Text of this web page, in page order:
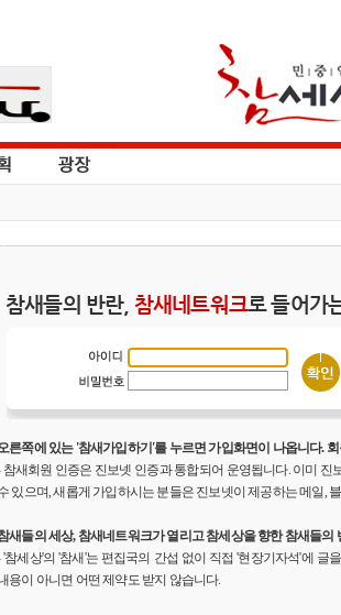
참새들의 반란, 참새네트워크로 들어가
른쪽에 있는 '참새가입하기'를 누르면 가입화면이 나옵니다.
참새회원 인증은 진보넷 인증과 통합되어 운영됩니다. 이미
있으며, 새롭게 가입하시는 분들은 진보넷이 제공하는 메일,
새들의 세상, 참새네트워크가 열리고 참세상을 향한 참새들의
'참세상'의 '참새'는 편집국의 간섭 없이 직접 '현장기자석'에 글
용이 아니면 어떤 제약도 받지 않습니다.